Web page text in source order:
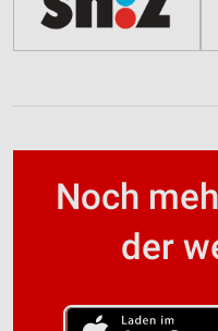
Noch
der